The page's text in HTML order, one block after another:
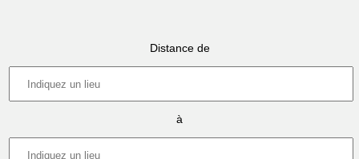
Distance de
à